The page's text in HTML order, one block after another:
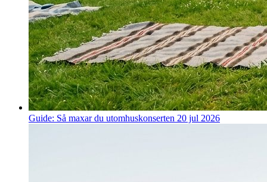
Guide: Så maxar du utomhuskonserten 20 jul 2026